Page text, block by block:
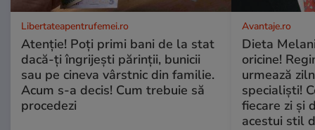
Libertateapentrufemei.ro
Atenție! Poți primi bani de la stat
dacă-ți îngrijești părinții, bunicii
sau pe cineva vârstnic din familie.
Acum s-a decis! Cum trebuie să
procedezi
Avantaje.ro
Dieta
oricine!
urmează
specialiști!
fiecare zi și
acestui stil